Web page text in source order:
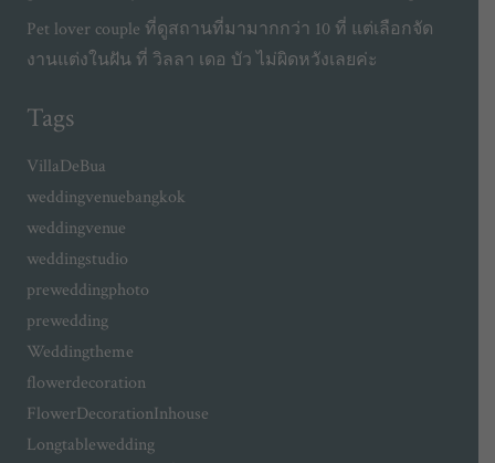
Pet lover couple ที่ดูสถานที่มามากกว่า 10 ที่ แต่เลือกจัด
งานแต่งในฝัน ที่ วิลลา เดอ บัว ไม่ผิดหวังเลยค่ะ
Tags
VillaDeBua
weddingvenuebangkok
weddingvenue
weddingstudio
preweddingphoto
prewedding
Weddingtheme
flowerdecoration
FlowerDecorationInhouse
Longtablewedding